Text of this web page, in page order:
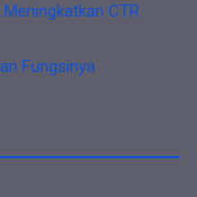
CTR
Fungsinya